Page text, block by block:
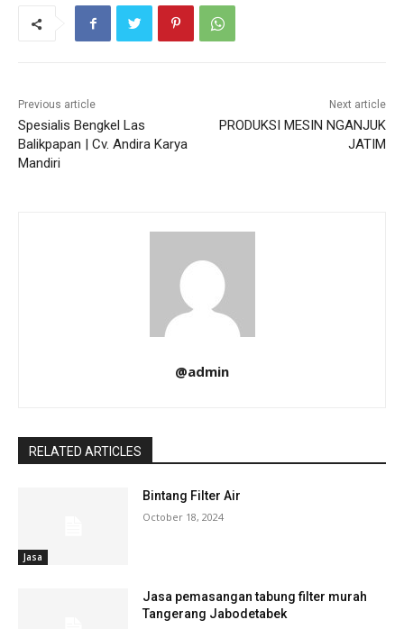
Previous article
Spesialis Bengkel Las
Balikpapan | Cv. Andira Karya
Mandiri
Next article
PRODUKSI MESIN NGANJUK
JATIM
@admin
RELATED ARTICLES
Jasa
Bintang Filter Air
October 18, 2024
Jasa pemasangan tabung filter murah
Tangerang Jabodetabek